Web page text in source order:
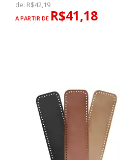
de: R$42,19
A PARTIR DE R$41,18